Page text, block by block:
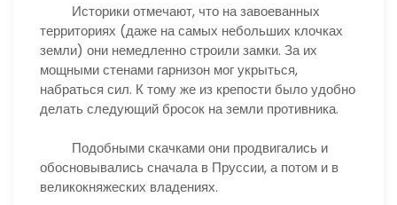
Историки отмечают, что на завоеванных
территориях (даже на самых небольших клочках
земли) они немедленно строили замки. За их
мощными стенами гарнизон мог укрыться,
набраться сил. К тому же из крепости было удобно
делать следующий бросок на земли противника.
Подобными скачками они продвигались и
обосновывались сначала в Пруссии, а потом и в
великокняжеских владениях.